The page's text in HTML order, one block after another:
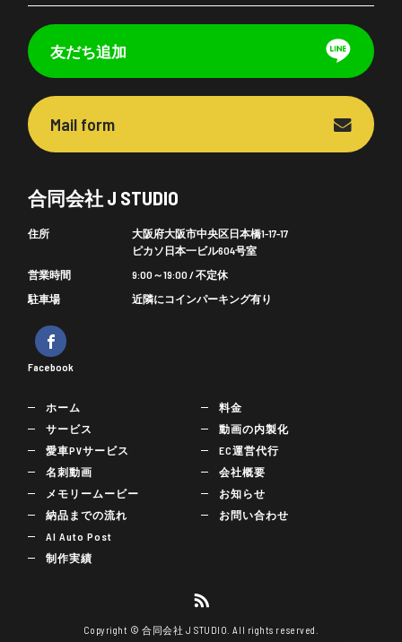
友だち追加
Mail form
合同会社 J STUDIO
住所
大阪府大阪市中央区日本橋1-17-17
ピカソ日本一ビル604号室
営業時間
9:00～19:00 / 不定休
駐車場
近隣にコインパーキング有り
Facebook
ホーム
サービス
愛車PVサービス
名刺動画
メモリームービー
納品までの流れ
AI Auto Post
制作実績
料金
動画の内製化
EC運営代行
会社概要
お知らせ
お問い合わせ
Copyright © 合同会社 J STUDIO. All rights reserved.